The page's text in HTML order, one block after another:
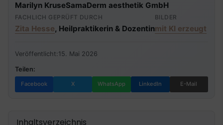
Marilyn KruseSamaDerm aesthetik GmbH
FACHLICH GEPRÜFT DURCH
Zita Hesse, Heilpraktikerin & Dozentin
BILDER
mit KI erzeugt
Veröffentlicht: 15. Mai 2026
Teilen:
Facebook X WhatsApp LinkedIn E-Mail
Inhaltsverzeichnis